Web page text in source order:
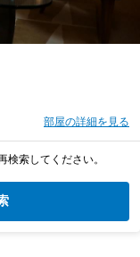
部屋の詳細を見る
索してください。